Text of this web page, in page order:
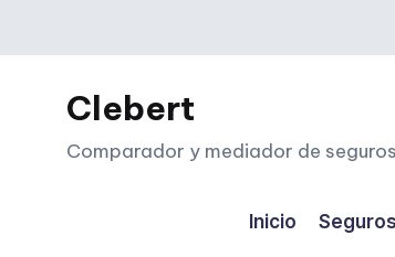
Saltar
contenidoClebert
Comparador y mediador de seguros
Inicio Seguros